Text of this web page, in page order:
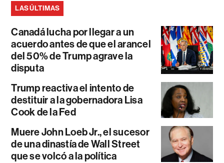
LAS ÚLTIMAS
Canadá lucha por llegar a un
acuerdo antes de que el arancel
del 50% de Trump agrave la
disputa
Trump reactiva el intento de
destituir a la gobernadora Lisa
Cook de la Fed
Muere John Loeb Jr., el sucesor
de una dinastía de Wall Street
que se volcó a la política